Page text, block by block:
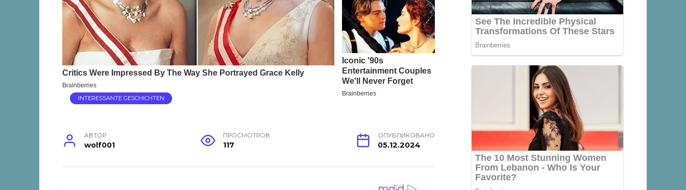
INTERESSANTE GESCHICHTEN
АВТОР
wolf001
ПРОСМОТРОВ
117
ОПУБЛИКОВАНО
05.12.2024